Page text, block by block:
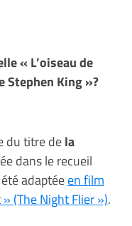
« L’oiseau de
Stephen King »?
du titre dela
dans le recueil
adaptéeen film
(The Night Flier »).